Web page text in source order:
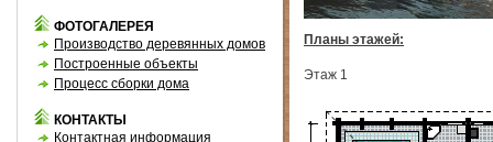
ФОТОГАЛЕРЕЯ
Производство деревянных домов
Построенные объекты
Процесс сборки дома
КОНТАКТЫ
Контактная информация
Планы этажей:
Этаж 1